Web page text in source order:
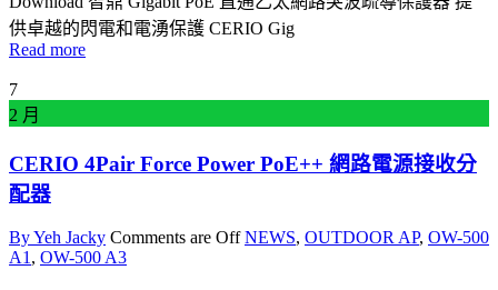
供卓越的閃電和電湧保護 CERIO Gig
Read more
7
2 月
CERIO 4Pair Force Power PoE++ 網路電源接收分
配器
By Yeh Jacky Comments are Off NEWS, OUTDOOR AP, OW-500
A1 , OW-500 A3